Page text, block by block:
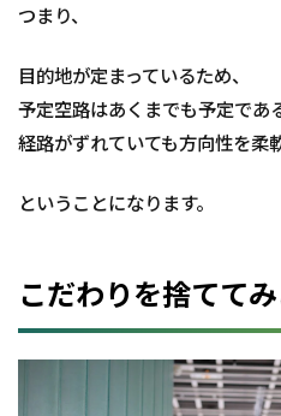
つまり、
目的地が定まっているため、
予定空路はあくまでも予定であ
経路がずれていても方向性を柔
ということになります。
こだわりを捨てて